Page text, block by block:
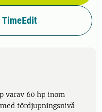
varav 60 hp inom
fördjupningsnivå